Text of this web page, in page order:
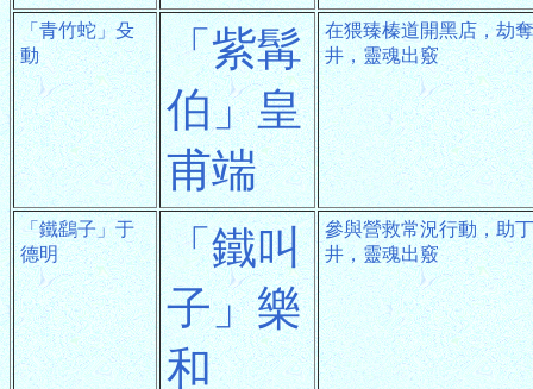
「青竹蛇」殳
動
「紫髯
伯」皇
甫端
在猥臻榛道開黑店，劫
井，靈魂出竅
「鐵鷂子」于
德明
「鐵叫
子」樂
和
參與營救常況行動，助
井，靈魂出竅